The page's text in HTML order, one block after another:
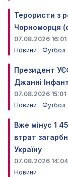
Терористи з
Чорноморця
07.08.2026 16:01
Новини
Футбол
Президент
Джанні
07.08.2026 15:01
Новини
Футбол
Вже мінус 1
втрат
Україну
07.08.2026 14:04
Новини